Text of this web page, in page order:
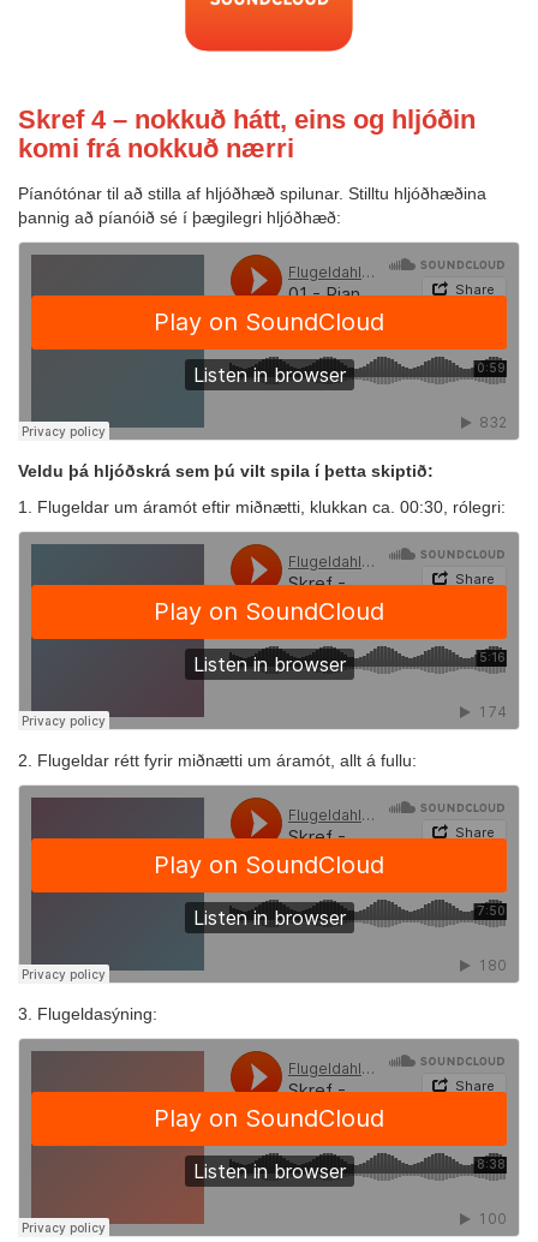
Skref 4 – nokkuð hátt, eins og hljóðin
komi frá nokkuð nærri
Píanótónar til að stilla af hljóðhæð spilunar. Stilltu hljóðhæðina
þannig að píanóið sé í þægilegri hljóðhæð:
Veldu þá hljóðskrá sem þú vilt spila í þetta skiptið:
1. Flugeldar um áramót eftir miðnætti, klukkan ca. 00:30, rólegri:
2. Flugeldar rétt fyrir miðnætti um áramót, allt á fullu:
3. Flugeldasýning: